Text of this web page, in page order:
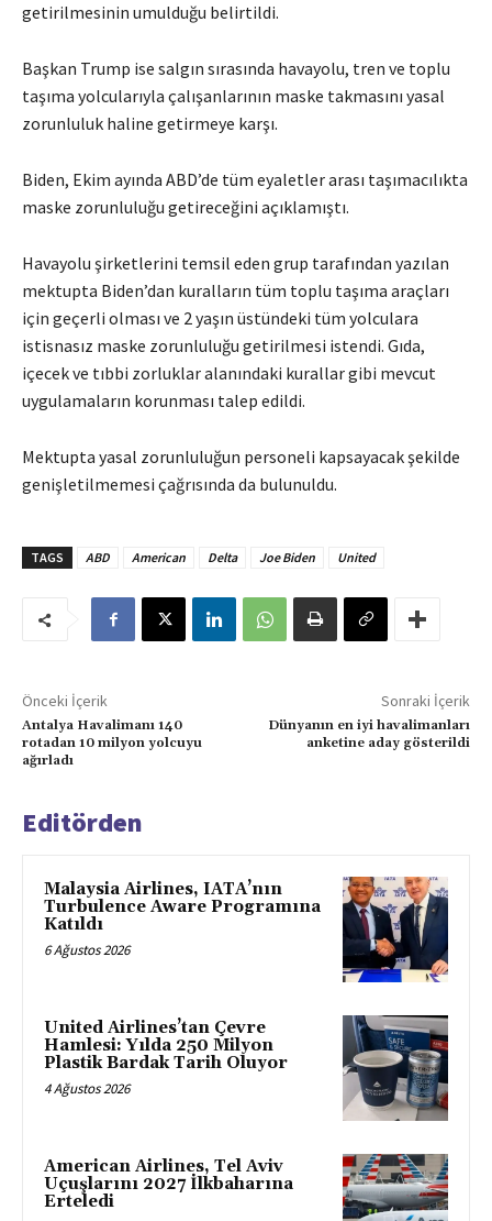
getirilmesinin umulduğu belirtildi.
Başkan Trump ise salgın sırasında havayolu, tren ve toplu
taşıma yolcularıyla çalışanlarının maske takmasını yasal
zorunluluk haline getirmeye karşı.
Biden, Ekim ayında ABD’de tüm eyaletler arası taşımacılıkta
maske zorunluluğu getireceğini açıklamıştı.
Havayolu şirketlerini temsil eden grup tarafından yazılan
mektupta Biden’dan kuralların tüm toplu taşıma araçları
için geçerli olması ve 2 yaşın üstündeki tüm yolculara
istisnasız maske zorunluluğu getirilmesi istendi. Gıda,
içecek ve tıbbi zorluklar alanındaki kurallar gibi mevcut
uygulamaların korunması talep edildi.
Mektupta yasal zorunluluğun personeli kapsayacak şekilde
genişletilmemesi çağrısında da bulunuldu.
TAGS ABD American Delta Joe Biden United
Önceki İçerik
Antalya Havalimanı 140
rotadan 10 milyon yolcuyu
ağırladı
Sonraki İçerik
Dünyanın en iyi havalimanları
anketine aday gösterildi
Editörden
Malaysia Airlines, IATA’nın
Turbulence Aware Programına
Katıldı
6 Ağustos 2026
United Airlines’tan Çevre
Hamlesi: Yılda 250 Milyon
Plastik Bardak Tarih Oluyor
4 Ağustos 2026
American Airlines, Tel Aviv
Uçuşlarını 2027 İlkbaharına
Erteledi